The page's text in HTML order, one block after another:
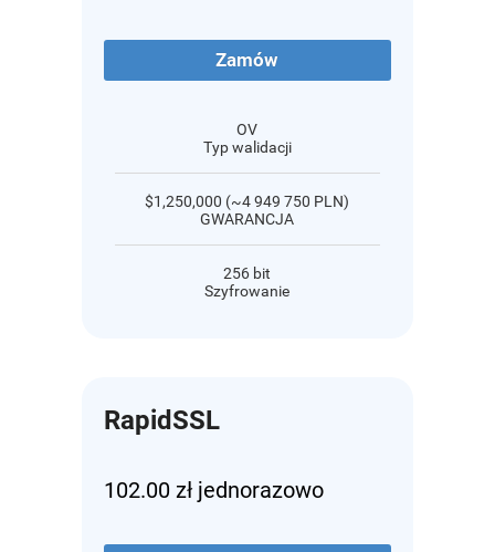
Zamów
OV
Typ walidacji
$1,250,000 (~4 949 750 PLN)
GWARANCJA
256 bit
Szyfrowanie
RapidSSL
102.00 zł jednorazowo